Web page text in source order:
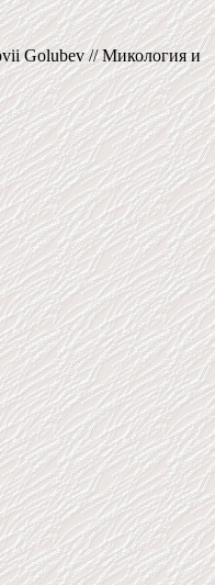
Golubev // Микология и